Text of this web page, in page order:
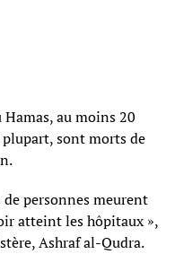
au moins 20
sont morts de
personnes meurent
atteint les hôpitaux »,
Ashraf al-Qudra.